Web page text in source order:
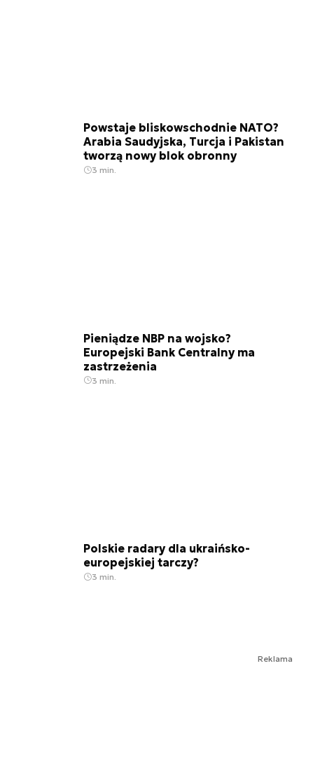
Powstaje bliskowschodnie NATO?
Arabia Saudyjska, Turcja i Pakistan
tworzą nowy blok obronny
3 min.
Pieniądze NBP na wojsko?
Europejski Bank Centralny ma
zastrzeżenia
3 min.
Polskie radary dla ukraińsko-
europejskiej tarczy?
3 min.
Reklama